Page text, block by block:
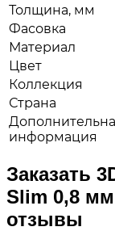
Толщина, мм
Фасовка
Материал
Цвет
Коллекция
Страна
информация
Заказать
Slim 0,8 мм
отзывы